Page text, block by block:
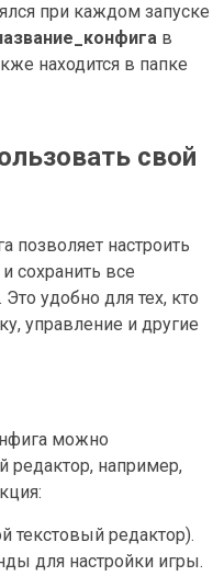
при каждом запуске
в
находится в папке
свой
позволяет настроить
сохранить все
удобно для тех, кто
управление и другие
можно
редактор, например,
текстовый редактор).
для настройки игры.